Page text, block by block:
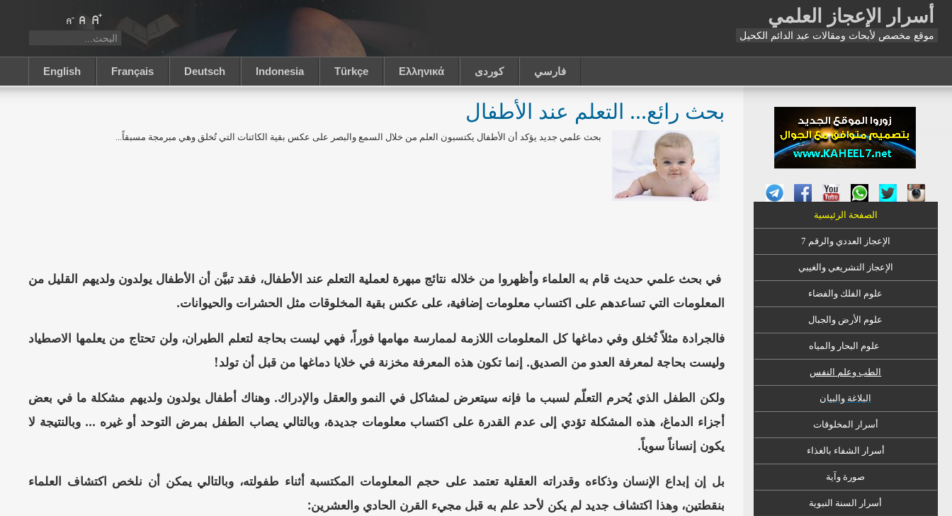
أسرار الإعجاز العلمي
موقع مخصص لأبحاث ومقالات عبد الدائم الكحيل
English Français Deutsch Indonesia Türkçe Ελληνικά كوردى فارسي
بحث رائع... التعلم عند الأطفال
بحث علمي جديد يؤكد أن الأطفال يكتسبون العلم من خلال السمع والبصر على عكس بقية الكائنات التي تُخلق وهي مبرمجة مسبقاً...
في بحث علمي حديث قام به العلماء وأظهروا من خلاله نتائج مبهرة لعملية التعلم عند الأطفال، فقد تبيَّن أن الأطفال يولدون ولديهم القليل من
المعلومات التي تساعدهم على اكتساب معلومات إضافية، على عكس بقية المخلوقات مثل الحشرات والحيوانات.
فالجرادة مثلاً تُخلق وفي دماغها كل المعلومات اللازمة لممارسة مهامها فوراً، فهي ليست بحاجة لتعلم الطيران، ولن تحتاج من يعلمها الاصطياد
وليست بحاجة لمعرفة العدو من الصديق. إنما تكون هذه المعرفة مخزنة في خلايا دماغها من قبل أن تولد!
ولكن الطفل الذي يُحرم التعلّم لسبب ما فإنه سيتعرض لمشاكل في النمو والعقل والإدراك. وهناك أطفال يولدون ولديهم مشكلة ما في بعض
أجزاء الدماغ، هذه المشكلة تؤدي إلى عدم القدرة على اكتساب معلومات جديدة، وبالتالي يصاب الطفل بمرض التوحد أو غيره ... وبالنتيجة لا
يكون إنساناً سوياً.
بل إن إبداع الإنسان وذكاءه وقدراته العقلية تعتمد على حجم المعلومات المكتسبة أثناء طفولته، وبالتالي يمكن أن نلخص اكتشاف العلماء
بنقطتين، وهذا اكتشاف جديد لم يكن لأحد علم به قبل مجيء القرن الحادي والعشرين:
الصفحة الرئيسية
الإعجاز العددي والرقم 7
الإعجاز التشريعي والغيبي
علوم الفلك والفضاء
علوم الأرض والجبال
علوم البحار والمياه
الطب وعلم النفس
البلاغة والبيان
أسرار المخلوقات
أسرار الشفاء بالغذاء
صورة وآية
أسرار السنة النبوية